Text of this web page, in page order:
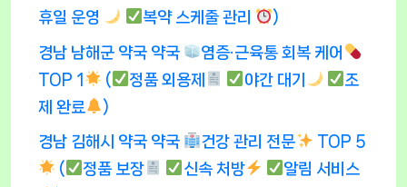
휴일 운영
복약 스케줄 관리 )
경남 남해군 약국 약국
염증·근육통 회복 케어
TOP 1
( 정품 외용제 야간 대기
조
제 완료
)
경남 김해시 약국 약국 건강 관리 전문
TOP 5
(
정품 보장 신속 처방
알림 서비스